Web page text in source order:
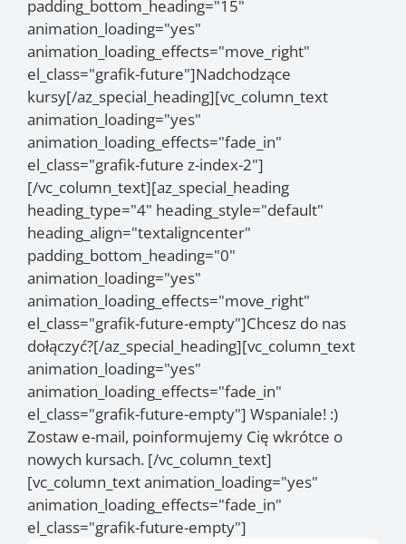
padding_bottom_heading="15"
animation_loading="yes"
animation_loading_effects="move_right"
el_class="grafik-future"]Nadchodzące
kursy[/az_special_heading][vc_column_text
animation_loading="yes"
animation_loading_effects="fade_in"
el_class="grafik-future z-index-2"]
[/vc_column_text][az_special_heading
heading_type="4" heading_style="default"
heading_align="textaligncenter"
padding_bottom_heading="0"
animation_loading="yes"
animation_loading_effects="move_right"
el_class="grafik-future-empty"]Chcesz do nas
dołączyć?[/az_special_heading][vc_column_text
animation_loading="yes"
animation_loading_effects="fade_in"
el_class="grafik-future-empty"] Wspaniale! :)
Zostaw e-mail, poinformujemy Cię wkrótce o
nowych kursach. [/vc_column_text]
[vc_column_text animation_loading="yes"
animation_loading_effects="fade_in"
el_class="grafik-future-empty"]